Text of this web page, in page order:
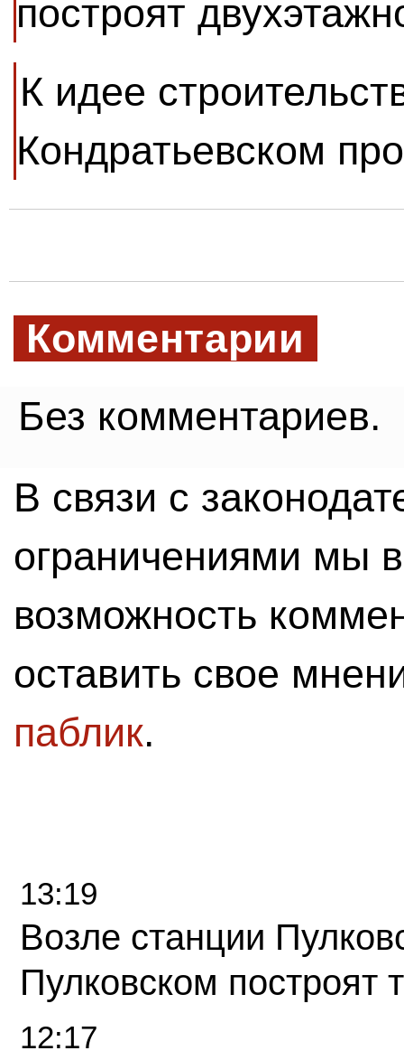
построят
К идее
Кондратьевском
Комментарии
Без комментариев.
В связи с
ограничениями мы
возможность
оставить свое
паблик.
13:19
Возле станции
Пулковском построят
12:17